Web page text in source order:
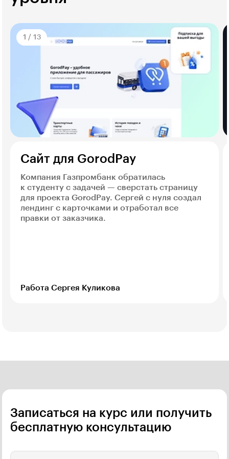
1 / 13
Сайт для GorodPay
Компания Газпромбанк обратилась
к студенту с задачей — сверстать страницу
для проекта GorodPay. Сергей с нуля создал
лендинг с карточками и отработал все
правки от заказчика.
Работа Сергея Куликова
Записаться на курс или получить
бесплатную консультацию